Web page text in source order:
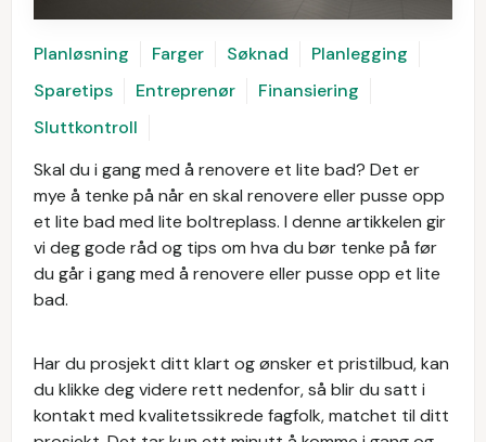
Planløsning Farger Søknad
Planlegging
Sparetips
Entreprenør
Finansiering
Sluttkontroll
Skal du i gang med å renovere et lite bad? Det er
mye å tenke på når en skal renovere eller pusse opp
et lite bad med lite boltreplass. I denne artikkelen gir
vi deg gode råd og tips om hva du bør tenke på før
du går i gang med å renovere eller pusse opp et lite
bad.
Har du prosjekt ditt klart og ønsker et pristilbud, kan
du klikke deg videre rett nedenfor, så blir du satt i
kontakt med kvalitetssikrede fagfolk, matchet til ditt